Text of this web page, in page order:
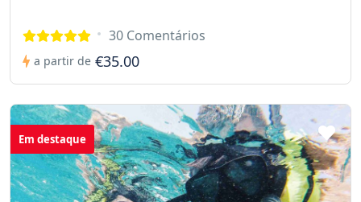
30 Comentários
a partir de €35.00
Em destaque